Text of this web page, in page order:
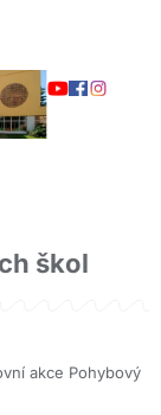
škol
akce Pohybový